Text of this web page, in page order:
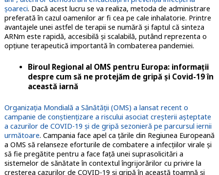
șoareci. Dacă acest lucru se va realiza, metoda de administrare
preferată în cazul oamenilor ar fi cea pe cale inhalatorie. Printre
avantajele unei astfel de terapii se numără și faptul că sinteza
ARNm este rapidă, accesibilă și scalabilă, putând reprezenta o
opțiune terapeutică importantă în combaterea pandemiei.
Biroul Regional al OMS pentru Europa: informații
despre cum să ne protejăm de gripă și Covid-19 în
această iarnă
Organizația Mondială a Sănătății (OMS) a lansat recent o
campanie de conștiențizare a riscului asociat creșterii așteptate
a cazurilor de COVID-19 și de gripă sezonieră pe parcursul iernii
următoare. Campania face apel ca țările din Regiunea Europeană
a OMS să relanseze eforturile de combatere a infecțiilor virale și
să fie pregătite pentru a face față unei suprasolicitări a
sistemelor de sănătate în contextul îngrijorărilor cu privire la
creșterea cazurilor de COVID-19 și gripă în această toamnă și